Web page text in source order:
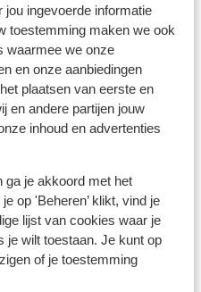
ingevoerde informatie
toestemming maken we ook
waarmee we onze
en onze aanbiedingen
plaatsen van eerste en
en andere partijen jouw
inhoud en advertenties
ga je akkoord met het
op 'Beheren’ klikt, vind je
lijst van cookies waar je
je wilt toestaan. Je kunt op
of je toestemming